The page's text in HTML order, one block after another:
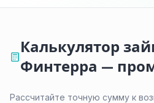
Калькулятор
Финтерра —
Рассчитайте точную сумму к